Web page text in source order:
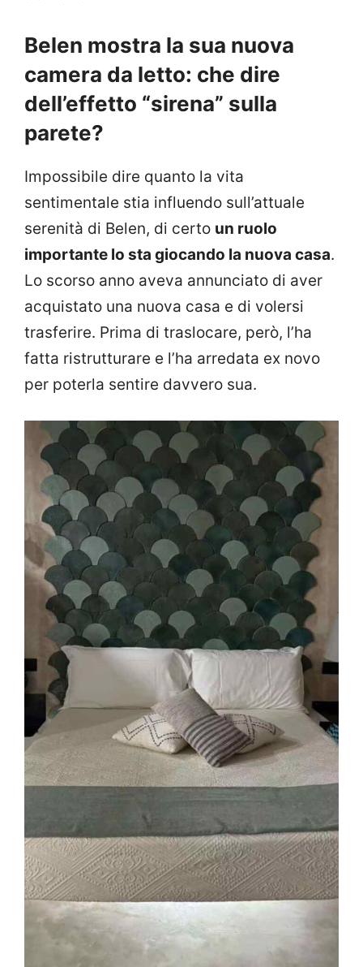
Belen mostra la sua nuova
camera da letto: che dire
dell’effetto “sirena” sulla
parete?
Impossibile dire quanto la vita
sentimentale stia influendo sull’attuale
serenità di Belen, di certo un ruolo
importante lo sta giocando la nuova casa.
Lo scorso anno aveva annunciato di aver
acquistato una nuova casa e di volersi
trasferire. Prima di traslocare, però, l’ha
fatta ristrutturare e l’ha arredata ex novo
per poterla sentire davvero sua.